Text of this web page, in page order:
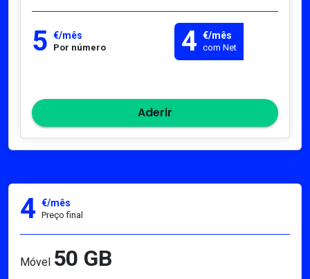
5 €/mês
Por número 4 €/mês
com Net
Aderir
4 €/mês
Preço final
Móvel 50 GB